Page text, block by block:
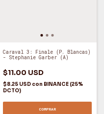
Caraval 3: Finale (P. Blancas)
- Stephanie Garber (A)
$11.00 USD
$8.25 USD con BINANCE (25%
DCTO)
COMPRAR